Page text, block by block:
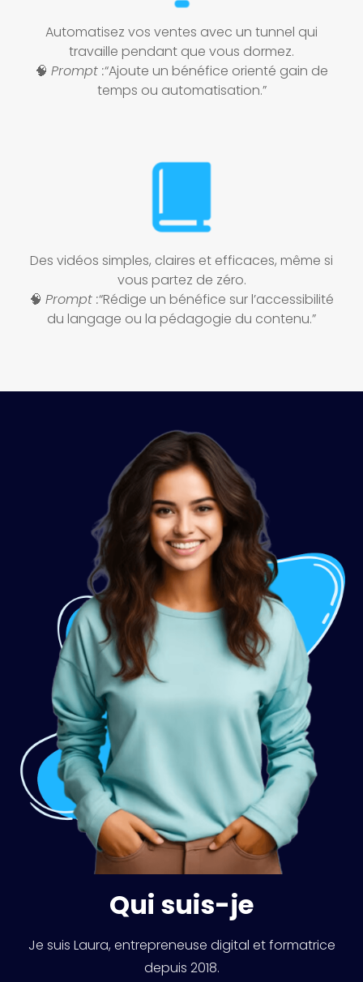
Automatisez vos ventes avec un tunnel qui
travaille pendant que vous dormez.
🧠 Prompt :“Ajoute un bénéfice orienté gain de
temps ou automatisation.”
Des vidéos simples, claires et efficaces, même si
vous partez de zéro.
🧠 Prompt :“Rédige un bénéfice sur l’accessibilité
du langage ou la pédagogie du contenu.”
Qui suis-je
Je suis Laura, entrepreneuse digital et formatrice
depuis 2018.